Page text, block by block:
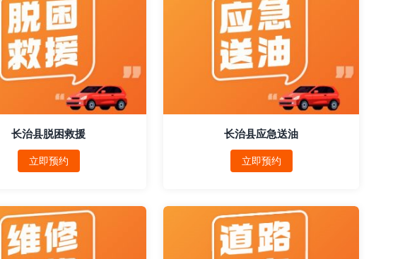
长治县脱困救援
立即预约
长治县应急送油
立即预约